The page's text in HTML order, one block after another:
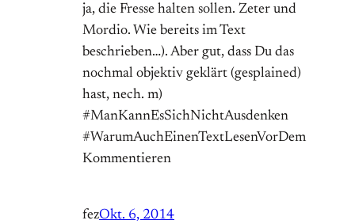
ja, die Fresse halten sollen. Zeter und
Mordio. Wie bereits im Text
beschrieben…). Aber gut, dass Du das
nochmal objektiv geklärt (gesplained)
hast, nech. m)
#ManKannEsSichNichtAusdenken
#WarumAuchEinenTextLesenVorDem
Kommentieren
fezOkt. 6, 2014